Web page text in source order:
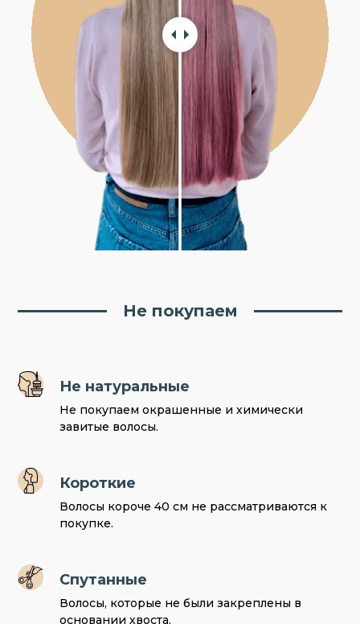
Не покупаем
Не натуральные
Не покупаем окрашенные и химически
завитые волосы.
Короткие
Волосы короче 40 см не рассматриваются к
покупке.
Спутанные
Волосы, которые не были закреплены в
основании хвоста.